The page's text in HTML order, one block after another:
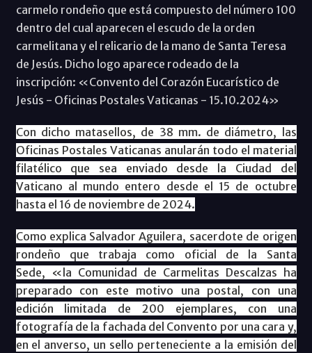
carmelo rondeño que está compuesto del número 100
dentro del cual aparecen el escudo de la orden
carmelitana y el relicario de la mano de Santa Teresa
de Jesús. Dicho logo aparece rodeado de la
inscripción: «Convento del Corazón Eucarístico de
Jesús - Oficinas Postales Vaticanas - 15.10.2024»
Con dicho matasellos, de 38 mm. de diámetro, las
Oficinas Postales Vaticanas anularán todo el material
filatélico que sea enviado desde la Ciudad del
Vaticano al mundo entero desde el 15 de octubre
hasta el 16 de noviembre de 2024.
Como explica Salvador Aguilera, sacerdote de origen
rondeño que trabaja como oficial de la Santa
Sede, «la Comunidad de Carmelitas Descalzas ha
preparado con este motivo una postal, con una
edición limitada de 200 ejemplares, con una
fotografía de la fachada del Convento por una cara y,
en el anverso, un sello perteneciente a la emisión del